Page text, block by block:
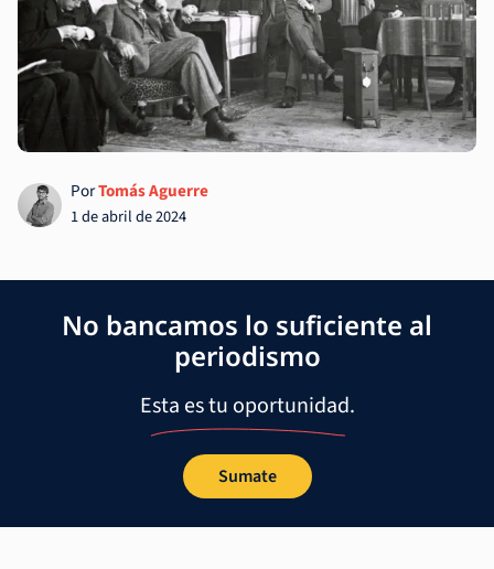
PorTomás Aguerre
1 de abril de 2024
No bancamos lo suficiente al
periodismo
Esta es tu oportunidad.
Sumate